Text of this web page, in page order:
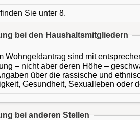
Sie unter 8.
bei den Haushaltsmitgliedern
Wohngeldantrag sind mit
– nicht aber deren Höhe –
über die rassische und
Gesundheit, Sexualleben oder
bei anderen Stellen